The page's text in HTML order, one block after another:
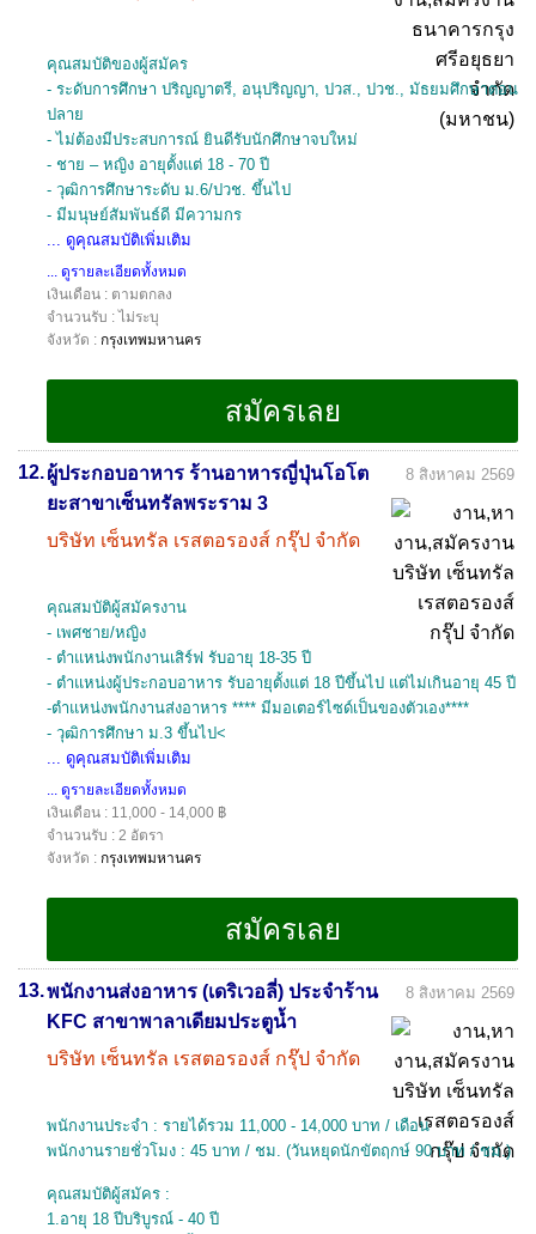
คุณสมบัติของผู้สมัคร
- ระดับการศึกษา ปริญญาตรี, อนุปริญญา, ปวส., ปวช., มัธยมศึกษาตอน
ปลาย
- ไม่ต้องมีประสบการณ์ ยินดีรับนักศึกษาจบใหม่
- ชาย – หญิง อายุตั้งแต่ 18 - 70 ปี
- วุฒิการศึกษาระดับ ม.6/ปวช. ขึ้นไป
- มีมนุษย์สัมพันธ์ดี มีความกร
... ดูคุณสมบัติเพิ่มเติม
... ดูรายละเอียดทั้งหมด
เงินเดือน : ตามตกลง
จำนวนรับ : ไม่ระบุ
จังหวัด : กรุงเทพมหานคร
12.ผู้ประกอบอาหาร ร้านอาหารญี่ปุ่นโอโต
ยะสาขาเซ็นทรัลพระราม 3
บริษัท เซ็นทรัล เรสตอรองส์ กรุ๊ป จำกัด
8 สิงหาคม 2569
คุณสมบัติผู้สมัครงาน
- เพศชาย/หญิง
- ตำแหน่งพนักงานเสิร์ฟ รับอายุ 18-35 ปี
- ตำแหน่งผู้ประกอบอาหาร รับอายุตั้งแต่ 18 ปีขึ้นไป แต่ไม่เกินอายุ 45 ปี
-ตำแหน่งพนักงานส่งอาหาร **** มีมอเตอร์ไซด์เป็นของตัวเอง****
- วุฒิการศึกษา ม.3 ขึ้นไป<
... ดูคุณสมบัติเพิ่มเติม
... ดูรายละเอียดทั้งหมด
เงินเดือน : 11,000 - 14,000 ฿
จำนวนรับ : 2 อัตรา
จังหวัด : กรุงเทพมหานคร
13.พนักงานส่งอาหาร (เดริเวอลี่) ประจำร้าน
KFC สาขาพาลาเดียมประตูน้ำ
บริษัท เซ็นทรัล เรสตอรองส์ กรุ๊ป จำกัด
8 สิงหาคม 2569
พนักงานประจำ : รายได้รวม 11,000 - 14,000 บาท / เดือน
พนักงานรายชั่วโมง : 45 บาท / ชม. (วันหยุดนักขัตฤกษ์ 90 บาท / ชม.)
คุณสมบัติผู้สมัคร :
1.อายุ 18 ปีบริบูรณ์ - 40 ปี